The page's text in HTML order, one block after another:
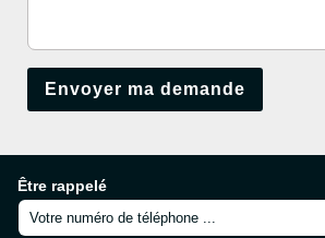
Être rappelé